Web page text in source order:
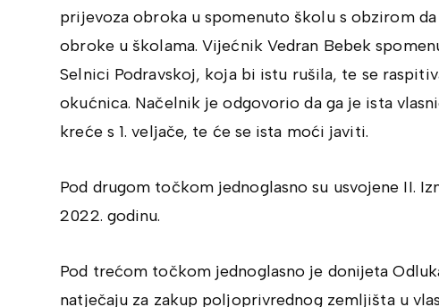
prijevoza obroka u spomenuto školu s obzirom
obroke u školama. Vijećnik Vedran Bebek
Selnici Podravskoj, koja bi istu rušila, te se
okućnica. Načelnik je odgovorio da ga je ista
kreće s 1. veljače, te će se ista moći javiti.
Pod drugom točkom jednoglasno su usvojene II.
2022. godinu.
Pod trećom točkom jednoglasno je donijeta
natječaju za zakup poljoprivrednog zemljišta u